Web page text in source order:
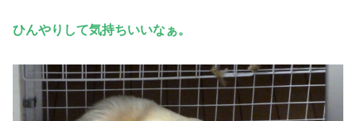
ひんやりして気持ちいいなぁ。